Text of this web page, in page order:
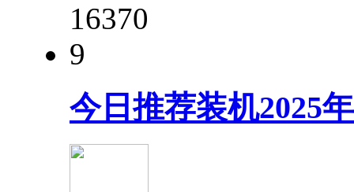
16370
9
今日推荐装机2025